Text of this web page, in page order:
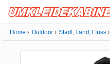
Home Outdoor Stadt, Land, Fluss